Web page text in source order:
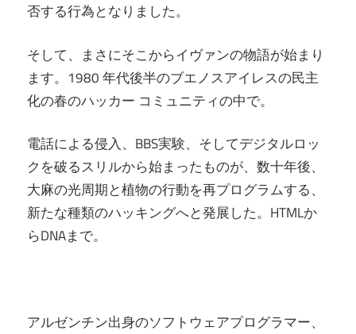
否する行為となりました。
そして、まさにそこからイヴァンの物語が始まり
ます。1980 年代後半のブエノスアイレスの民主
化の春のハッカー コミュニティの中で。
電話による侵入、BBS実験、そしてデジタルロッ
クを破るスリルから始まったものが、数十年後、
大麻の光周期と植物の行動を再プログラムする、
新たな種類のハッキングへと発展した。HTMLか
らDNAまで。
アルゼンチン出身のソフトウェアプログラマー、